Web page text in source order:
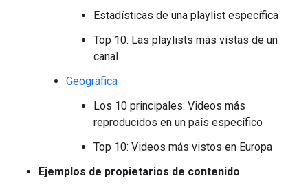
Estadísticas de una playlist específica
Top 10: Las playlists más vistas de un
canal
Geográfica
Los 10 principales: Videos más
reproducidos en un país específico
Top 10: Videos más vistos en Europa
Ejemplos de propietarios de contenido